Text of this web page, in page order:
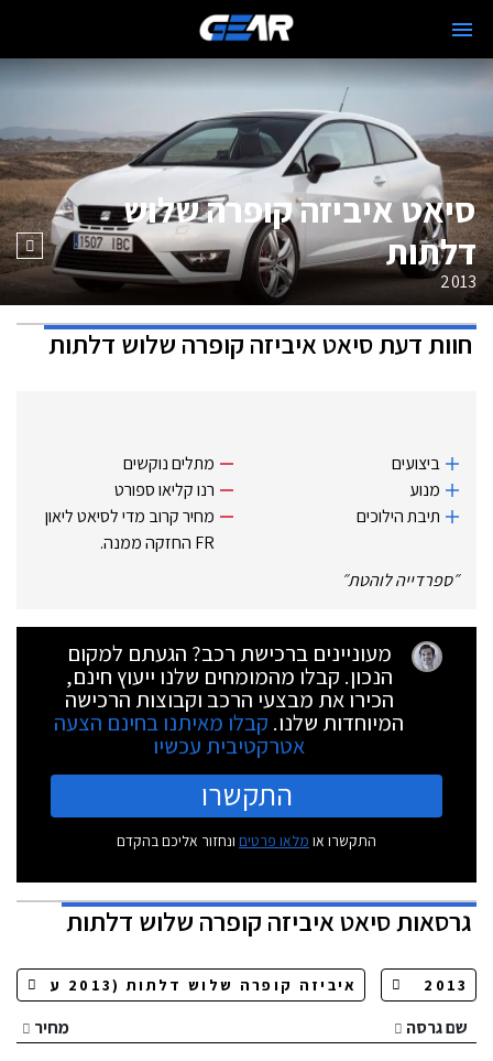
סיאט איביזה קופרה שלוש
דלתות
2013
חוות דעתסיאט איביזה קופרה שלוש דלתות
ביצועים
מנוע
תיבת ‏הילוכים
מתלים נוקשים
רנו קליאו ‏ספורט
מחיר קרוב מדי ‏לסיאט ליאון
״ספרדייה לוהטת״
מעוניינים ברכישת רכב? הגעתם למקום
הנכון. קבלו מהמומחים שלנו ייעוץ חינם,
הכירו את מבצעי הרכב וקבוצות הרכישה
המיוחדות שלנו. קבלו מאיתנו בחינם הצעה
אטרקטיבית עכשיו
התקשרו
התקשרו או מלאו פרטים ונחזור אליכם בהקדם
גרסאותסיאט איביזה קופרה שלוש דלתות
שם גרסה
מחיר